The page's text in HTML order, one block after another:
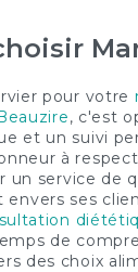
pour votre
, c'est
et un suivi
à
un service de
envers ses
de
des choix